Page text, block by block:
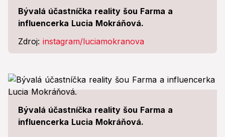
Bývalá účastníčka reality šou Farma a
influencerka Lucia Mokráňová.
Zdroj: instagram/luciamokranova
Bývalá účastníčka reality šou Farma a
influencerka Lucia Mokráňová.